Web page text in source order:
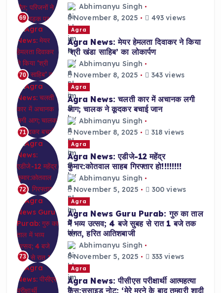
69
Abhimanyu Singh
November 8, 2025
493 views
70
Agra
Agra News: मेयर हेमलता दिवाकर ने किया
‘श्री खंडा साहिब’ का लोकार्पण
Abhimanyu Singh
November 8, 2025
343 views
71
Agra
Agra News: चलती कार में अचानक लगी
आग; चालक ने कूदकर बचाई जान
Abhimanyu Singh
November 8, 2025
318 views
72
Agra
Agra News: एडीजे-12 महेंद्र
कुमार:कोतवाल साहब गिरफ्तार हो!!!!!!!!
Abhimanyu Singh
November 5, 2025
300 views
73
Agra
Agra News Guru Purab: गुरु का ताल
में भव्य उत्सव; 4 बजे सुबह से रात 1 बजे तक
संगत, हरित आतिशबाजी
Abhimanyu Singh
November 5, 2025
333 views
Agra
Agra News: पीसीएस परीक्षार्थी आत्महत्या
केस:सुसाइड नोट: ‘मेरे मरने के बाद तुम्हारी शादी